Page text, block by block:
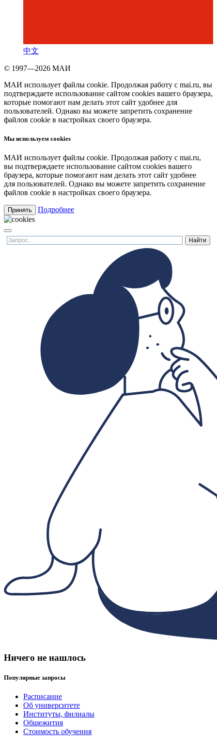
中文
© 1997—2026 МАИ
МАИ использует файлы cookie. Продолжая работу с mai.ru, вы
подтверждаете использование сайтом cookies вашего браузера,
которые помогают нам делать этот сайт удобнее для
пользователей. Однако вы можете запретить сохранение
файлов cookie в настройках своего браузера.
Мы используем cookies
МАИ использует файлы cookie. Продолжая работу с mai.ru,
вы подтверждаете использование сайтом cookies вашего
браузера, которые помогают нам делать этот сайт удобнее
для пользователей. Однако вы можете запретить сохранение
файлов cookie в настройках своего браузера.
Принять Подробнее
Ничего не нашлось
Популярные запросы
Расписание
Об университете
Институты, филиалы
Общежития
Стоимость обучения